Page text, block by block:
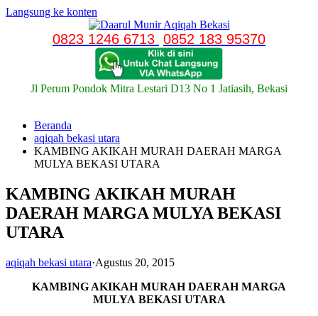
Langsung ke konten
0823 1246 6713 0852 183 95370
Jl Perum Pondok Mitra Lestari D13 No 1 Jatiasih, Bekasi
Beranda
aqiqah bekasi utara
KAMBING AKIKAH MURAH DAERAH MARGA
MULYA BEKASI UTARA
KAMBING AKIKAH MURAH
DAERAH MARGA MULYA BEKASI
UTARA
aqiqah bekasi utara·Agustus 20, 2015
KAMBING AKIKAH MURAH DAERAH MARGA
MULYA BEKASI UTARA